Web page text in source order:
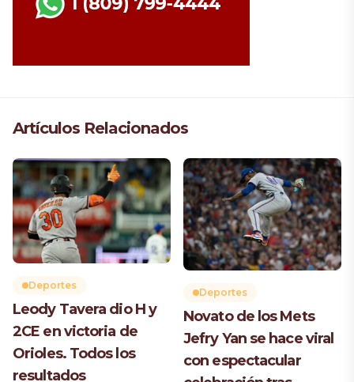
Artículos Relacionados
Deportes
Leody Tavera dio H y
2CE en victoria de
Orioles. Todos los
resultados
Deportes
Novato de los Mets
Jefry Yan se hace viral
con espectacular